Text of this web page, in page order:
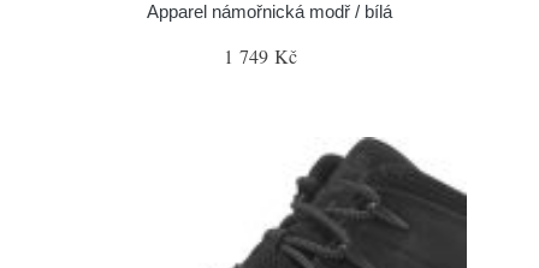
Apparel námořnická modř / bílá
1 749 Kč